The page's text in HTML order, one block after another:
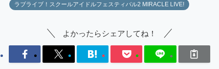
ラブライブ！スクールアイドルフェスティバル2 MIRACLE LIVE!
よかったらシェアしてね！